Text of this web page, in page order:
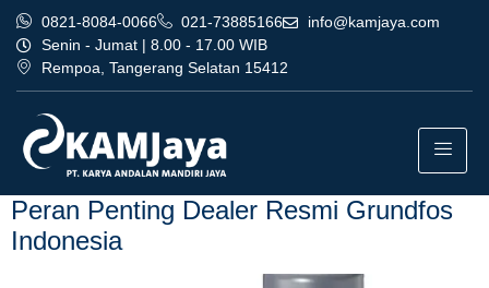
0821-8084-0066 021-73885166
info@kamjaya.com
Senin - Jumat | 8.00 - 17.00 WIB
Rempoa, Tangerang Selatan 15412
Tag:
indonesia termurah depok
Peran Penting Dealer Resmi Grundfos
Indonesia